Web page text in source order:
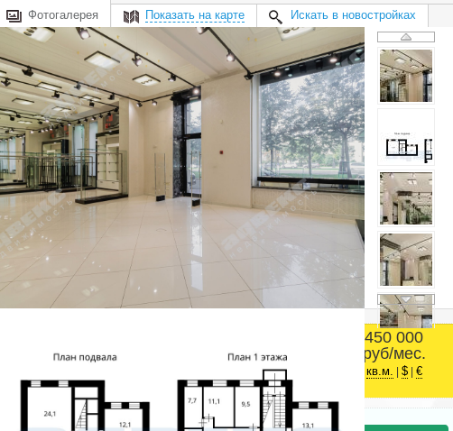
Здания и участки
Другое
Здания и участки
Другое
Фотогалерея Показать на карте Искать в новостройках
Московский район
450 000
руб/мес.
кв.м. $| €